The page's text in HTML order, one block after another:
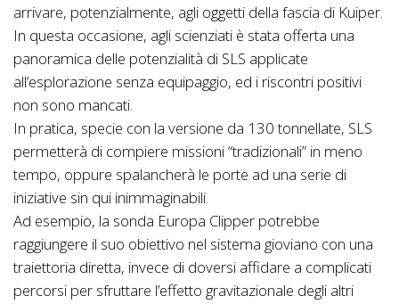
arrivare, potenzialmente, agli oggetti della fascia di Kuiper.
In questa occasione, agli scienziati è stata offerta una
panoramica delle potenzialità di SLS applicate
all’esplorazione senza equipaggio, ed i riscontri positivi
non sono mancati.
In pratica, specie con la versione da 130 tonnellate, SLS
permetterà di compiere missioni “tradizionali” in meno
tempo, oppure spalancherà le porte ad una serie di
iniziative sin qui inimmaginabili.
Ad esempio, la sonda Europa Clipper potrebbe
raggiungere il suo obiettivo nel sistema gioviano con una
traiettoria diretta, invece di doversi affidare a complicati
percorsi per sfruttare l’effetto gravitazionale degli altri